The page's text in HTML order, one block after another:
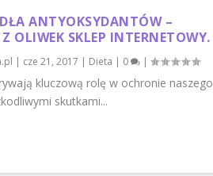
ANTYOKSYDANTÓW –
OLIWEK SKLEP INTERNETOWY.
| cze 21, 2017 | Dieta | 0 |
kluczową rolę w ochronie naszego
skutkami...